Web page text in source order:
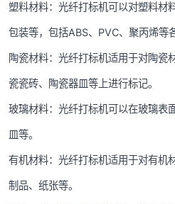
塑料材料：光纤打标机可以对塑料材
包装等，包括ABS、PVC、聚丙烯等
陶瓷材料：光纤打标机适用于对陶瓷
瓷瓷砖、陶瓷器皿等上进行标记。
玻璃材料：光纤打标机可以在玻璃表
皿等。
有机材料：光纤打标机适用于对有机
制品、纸张等。